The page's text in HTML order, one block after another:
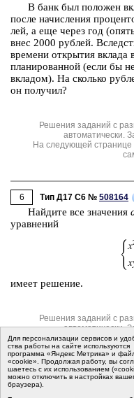
В банк был по­ло­жен
после на­чис­ле­ния
лей, а еще через год
внес 2000 руб­лей.
вре­ме­ни от­кры­тия
пла­ни­ро­ван­ной (если бы
вкла­дом). На сколь­ко
он по­лу­чил?
Решения заданий с
автоматически.
На следующей странице
6 Тип Д17 C6 № 508164
Най­ди­те все зна­че­ния
урав­не­ний
имеет ре­ше­ние.
Решения заданий с
автоматически.
На следующей странице
7 Тип Д19 C7 №
Для пер­со­на­ли­за­ции сер­ви­сов и
ства ра­бо­ты на сайте ис­поль­зу­ют­ся
программа «Яндекс Метрика» и
«cookie». Про­дол­жая ра­бо­ту, вы
ша­е­тесь с их ис­поль­зо­ва­ни­ем
мо­жно от­клю­чить в на­строй­ках
бра­у­зе­ра).